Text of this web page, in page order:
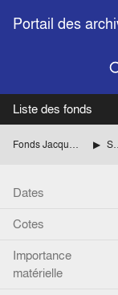
Portail des
Liste des fonds
Fonds Jacques-René Rabier
Dates
Cotes
Importance
matérielle